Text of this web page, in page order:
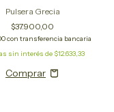
Pulsera Grecia
$37.900,00
con transferencia bancaria
sin interés de $12.633,33